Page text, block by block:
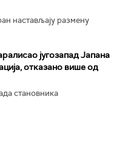
настављају размену
југозапад Јапана
отказано више од
становника